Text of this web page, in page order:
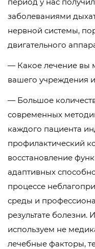
заболеваниями
нервной системы,
двигательного
— Какое лечение вы
вашего учреждения
— Большое
современных
каждого пациента
профилактический
восстановление
адаптивных
процессе
среды и
результате
используем не
лечебные факторы,